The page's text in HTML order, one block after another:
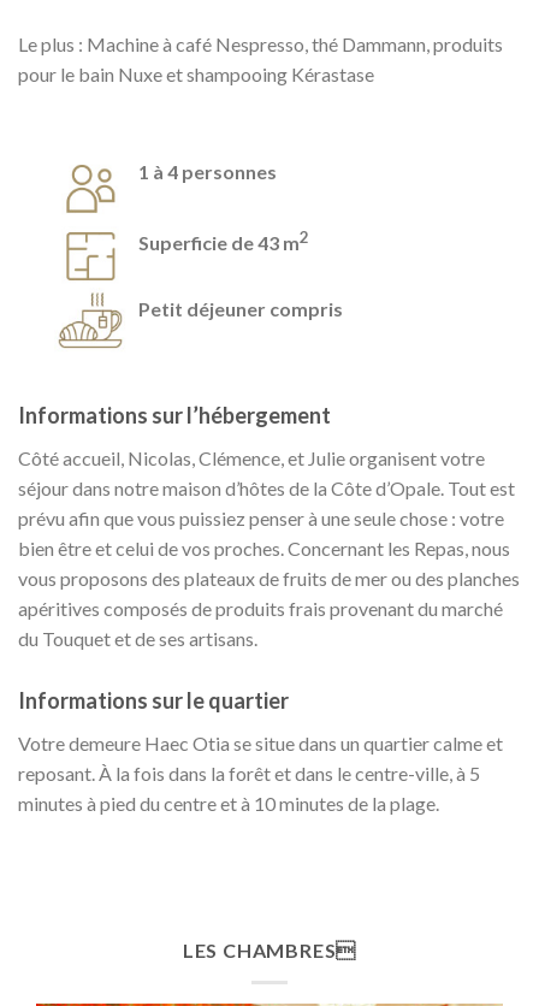
Le plus : Machine à café Nespresso, thé Dammann, produits
pour le bain Nuxe et shampooing Kérastase
1 à 4 personnes
Superficie de 43 m2
Petit déjeuner compris
Informations sur l’hébergement
Côté accueil, Nicolas, Clémence, et Julie organisent votre
séjour dans notre maison d’hôtes de la Côte d’Opale. Tout est
prévu afin que vous puissiez penser à une seule chose : votre
bien être et celui de vos proches. Concernant les Repas, nous
vous proposons des plateaux de fruits de mer ou des planches
apéritives composés de produits frais provenant du marché
du Touquet et de ses artisans.
Informations sur le quartier
Votre demeure Haec Otia se situe dans un quartier calme et
reposant. À la fois dans la forêt et dans le centre-ville, à 5
minutes à pied du centre et à 10 minutes de la plage.
LES CHAMBRES